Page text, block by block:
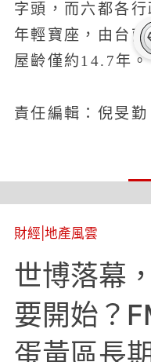
字頭，而六都各
年輕寶座，由台
屋齡僅約14.7年。
責任編輯：倪旻勤
財經 地產風雲
世博落幕
要開始？
蛋黃區長